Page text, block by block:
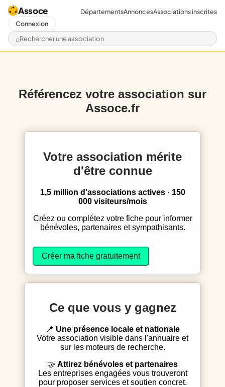
Assoce
Rechercher une association
DépartementsAnnoncesAssociations inscrites
Connexion
Référencez votre association sur
Assoce.fr
Votre association mérite
d'être connue
1,5 million d'associations actives· 150
000 visiteurs/mois
Créez ou complétez votre fiche pour informer
bénévoles, partenaires et sympathisants.
Créer ma fiche gratuitement
Ce que vous y gagnez
Une présence locale et nationale
Votre association visible dans l'annuaire et
sur les moteurs de recherche.
Attirez bénévoles et partenaires
Les entreprises engagées vous trouveront
pour proposer services et soutien concret.